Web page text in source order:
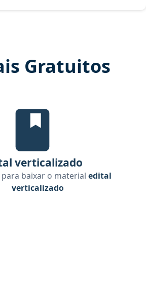
Gratuitos
Edital Verticalizado, material
verticalizado
para baixar o materialedital
verticalizado